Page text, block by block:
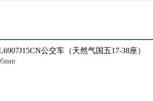
公交车（天然气国五17-38座）